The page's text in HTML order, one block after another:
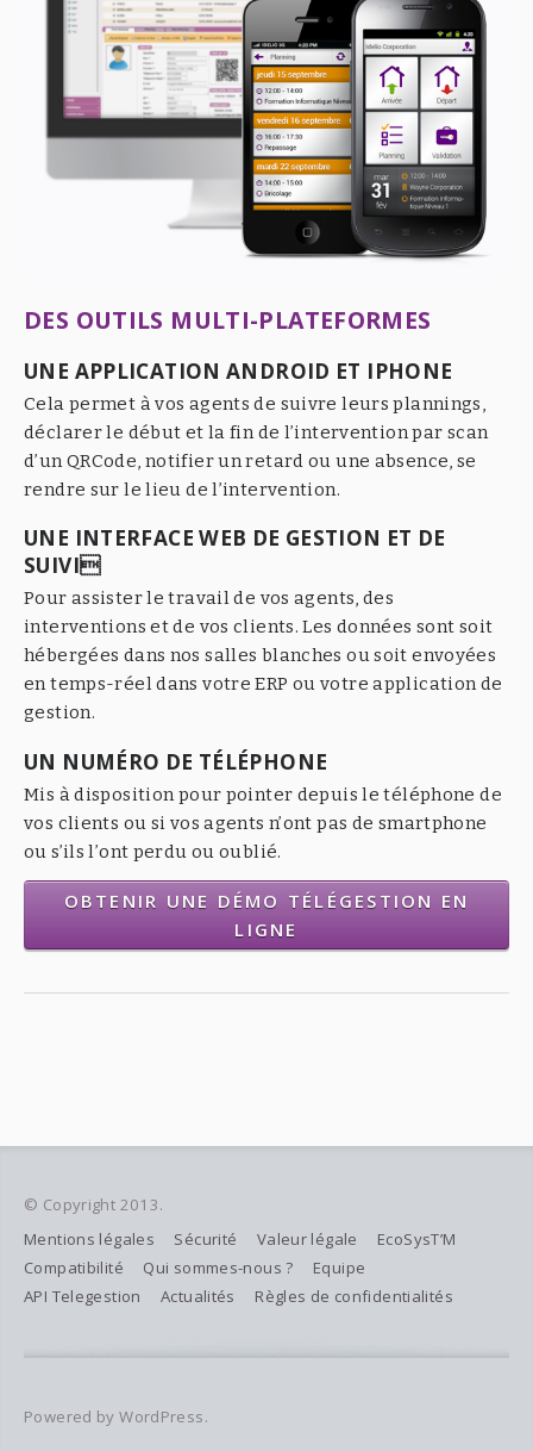
DES OUTILS MULTI-PLATEFORMES
UNE APPLICATION ANDROID ET IPHONE
Cela permet à vos agents de suivre leurs plannings,
déclarer le début et la fin de l’intervention par scan
d’un QRCode, notifier un retard ou une absence, se
rendre sur le lieu de l’intervention.
UNE INTERFACE WEB DE GESTION ET DE
SUIVI
Pour assister le travail de vos agents, des
interventions et de vos clients. Les données sont soit
hébergées dans nos salles blanches ou soit envoyées
en temps-réel dans votre ERP ou votre application de
gestion.
UN NUMÉRO DE TÉLÉPHONE
Mis à disposition pour pointer depuis le téléphone de
vos clients ou si vos agents n’ont pas de smartphone
ou s’ils l’ont perdu ou oublié.
OBTENIR UNE DÉMO TÉLÉGESTION EN
LIGNE
© Copyright 2013.
Mentions légales
Sécurité Valeur légale
EcoSysT’M
Compatibilité
Qui sommes-nous ?
Equipe
API Telegestion
Actualités Règles de confidentialités
Powered by WordPress.